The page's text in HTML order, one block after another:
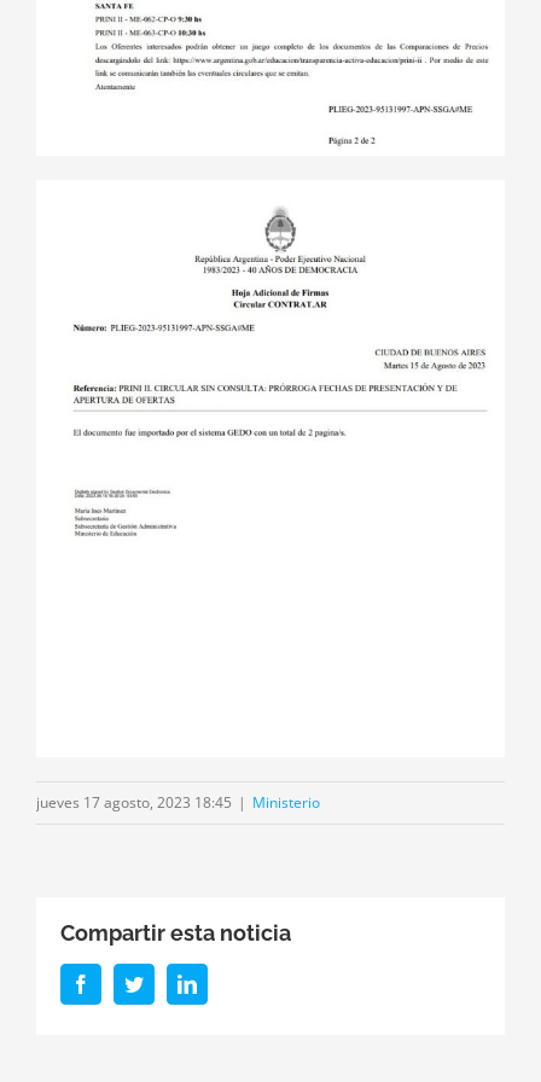
jueves 17 agosto, 2023 18:45 | Ministerio
Compartir esta noticia
FacebookTwitterLinkedIn